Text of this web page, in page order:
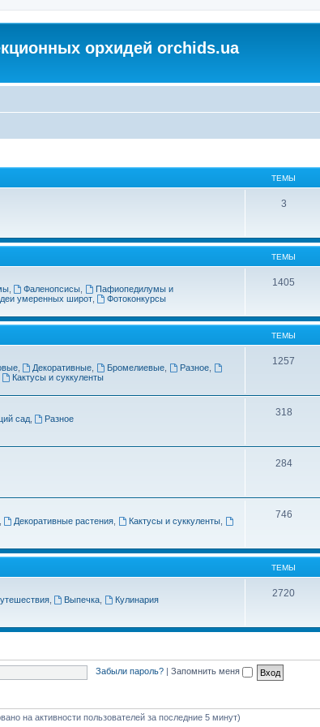
орхидей orchids.ua
ТЕМЫ
3
ТЕМЫ
, Фаленопсисы
Пафиопедилумы и
умеренных широт, Фотоконкурсы
1405
ТЕМЫ
, Декоративные Бромелиевые Разное
Кактусы и суккуленты
1257
сад, Разное
318
284
Декоративные растения Кактусы и суккуленты
746
ТЕМЫ
, Выпечка Кулинария
2720
Забыли пароль? Запомнить меня
на активности пользователей за последние 5 минут)